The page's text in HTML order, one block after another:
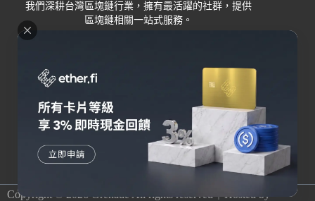
我們深耕台灣區塊鏈行業，擁有最活躍的社群，提供
區塊鏈相關一站式服務。
Grenade
關於我們
聯絡我們
錢包
交易所
Bybit
OKX
HOYA BIT
其他
Copyright © 2026 Grenade All rights reserved｜Hosted by